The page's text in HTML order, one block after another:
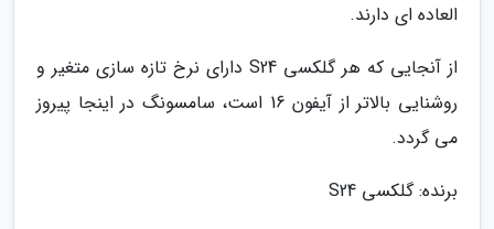
العاده ای دارند.
از آنجایی که هر گلکسی S24 دارای نرخ تازه سازی متغیر و
روشنایی بالاتر از آیفون 16 است، سامسونگ در اینجا پیروز
می گردد.
برنده: گلکسی S24